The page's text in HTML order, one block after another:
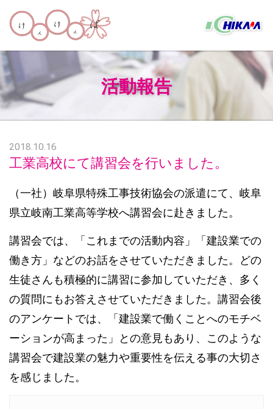
活動報告
2018.10.16
工業高校にて講習会を行いました。
（一社）岐阜県特殊工事技術協会の派遣にて、岐阜
県立岐南工業高等学校へ講習会に赴きました。
講習会では、「これまでの活動内容」「建設業での
働き方」などのお話をさせていただきました。どの
生徒さんも積極的に講習に参加していただき、多く
の質問にもお答えさせていただきました。講習会後
のアンケートでは、「建設業で働くことへのモチベ
ーションが高まった」との意見もあり、このような
講習会で建設業の魅力や重要性を伝える事の大切さ
を感じました。